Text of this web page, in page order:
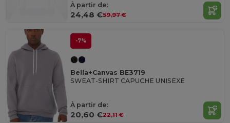
À partir de:
24,48 €59,97 €
-7%
Bella+Canvas BE3719
SWEAT-SHIRT CAPUCHE UNISEXE
À partir de:
20,60 €22,11 €